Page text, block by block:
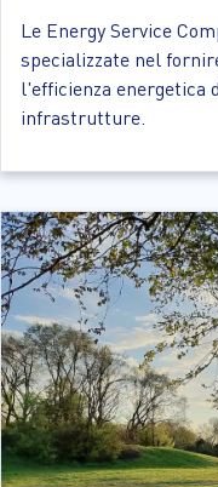
Le Energy Service
specializzate nel
l'efficienza energetica
infrastrutture.